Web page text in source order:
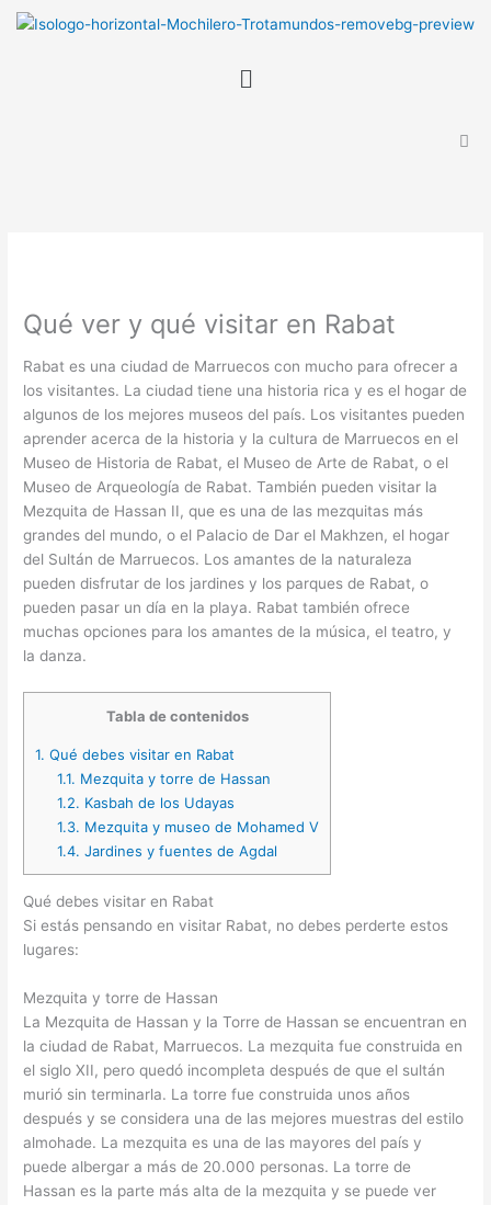
Menú
Qué ver y qué visitar en Rabat
Rabat es una ciudad de Marruecos con mucho para ofrecer a
los visitantes. La ciudad tiene una historia rica y es el hogar de
algunos de los mejores museos del país. Los visitantes pueden
aprender acerca de la historia y la cultura de Marruecos en el
Museo de Historia de Rabat, el Museo de Arte de Rabat, o el
Museo de Arqueología de Rabat. También pueden visitar la
Mezquita de Hassan II, que es una de las mezquitas más
grandes del mundo, o el Palacio de Dar el Makhzen, el hogar
del Sultán de Marruecos. Los amantes de la naturaleza
pueden disfrutar de los jardines y los parques de Rabat, o
pueden pasar un día en la playa. Rabat también ofrece
muchas opciones para los amantes de la música, el teatro, y
la danza.
Tabla de contenidos
1. Qué debes visitar en Rabat
1.1. Mezquita y torre de Hassan
1.2. Kasbah de los Udayas
1.3. Mezquita y museo de Mohamed V
1.4. Jardines y fuentes de Agdal
Qué debes visitar en Rabat
Si estás pensando en visitar Rabat, no debes perderte estos
lugares:
Mezquita y torre de Hassan
La Mezquita de Hassan y la Torre de Hassan se encuentran en
la ciudad de Rabat, Marruecos. La mezquita fue construida en
el siglo XII, pero quedó incompleta después de que el sultán
murió sin terminarla. La torre fue construida unos años
después y se considera una de las mejores muestras del estilo
almohade. La mezquita es una de las mayores del país y
puede albergar a más de 20.000 personas. La torre de
Hassan es la parte más alta de la mezquita y se puede ver
B